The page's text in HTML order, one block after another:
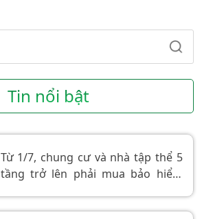
Tin nổi bật
Từ 1/7, chung cư và nhà tập thể 5
tầng trở lên phải mua bảo hiểm